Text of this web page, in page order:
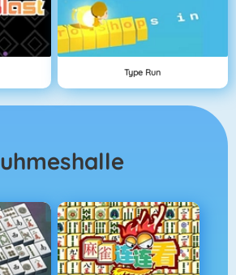
Type Run
Ruhmeshalle